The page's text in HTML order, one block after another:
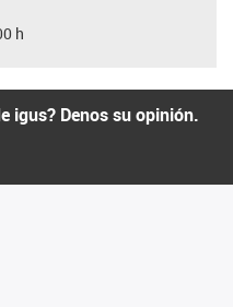
h
igus? Denos su opinión.